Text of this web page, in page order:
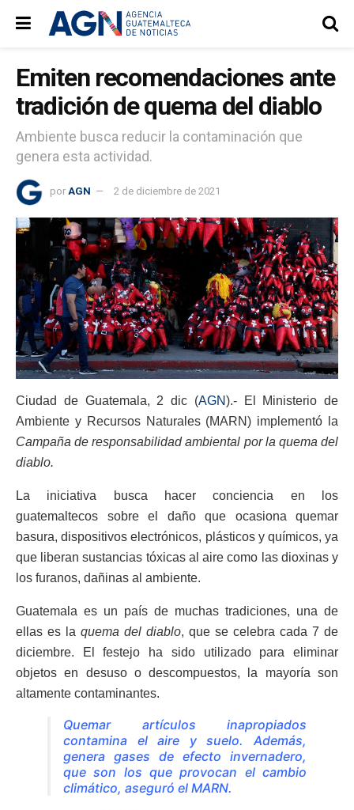
Emiten recomendaciones ante
tradición de quema del diablo
Ambiente busca reducir la contaminación que
genera esta actividad.
por AGN 2 de diciembre de 2021
Ciudad de Guatemala, 2 dic (AGN).- El Ministerio de
Ambiente y Recursos Naturales (MARN) implementó la
Campaña de responsabilidad ambiental por la quema del
diablo.
La iniciativa busca hacer conciencia en los
guatemaltecos sobre el daño que ocasiona quemar
basura, dispositivos electrónicos, plásticos y químicos, ya
que liberan sustancias tóxicas al aire como las dioxinas y
los furanos, dañinas al ambiente.
Guatemala es un país de muchas tradiciones, una de
ellas es la quema del diablo, que se celebra cada 7 de
diciembre. El festejo ha sido utilizado para eliminar
objetos en desuso o descompuestos, la mayoría son
altamente contaminantes.
Quemar artículos inapropiados
contamina el aire y suelo. Además,
genera gases de efecto invernadero,
que son los que provocan el cambio
climático, aseguró el MARN.